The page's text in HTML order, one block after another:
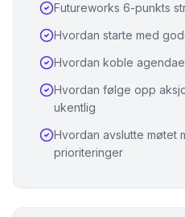
Futureworks 6-punkts
Hvordan starte med
Hvordan koble
Hvordan følge opp
ukentlig
Hvordan avslutte møtet
prioriteringer